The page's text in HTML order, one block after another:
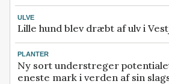
ULVE
Lille hund blev dræbt af ulv i
PLANTER
Ny sort understreger
eneste mark i verden af sin